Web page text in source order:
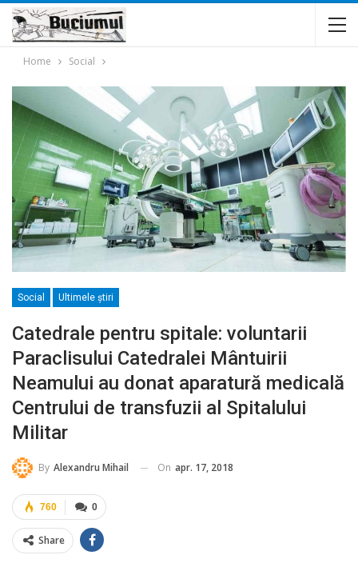
Home Social
Social Ultimele ştiri
Catedrale pentru spitale: voluntarii
Paraclisului Catedralei Mântuirii
Neamului au donat aparatură medicală
Centrului de transfuzii al Spitalului
Militar
By Alexandru Mihail On apr. 17, 2018
0
760
Share